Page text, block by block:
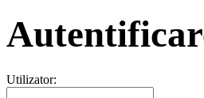
Utilizator: